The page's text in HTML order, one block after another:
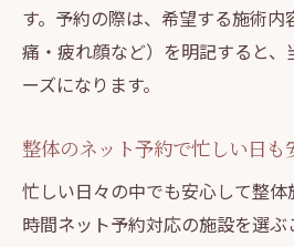
す。予約の際は、希望する施術
痛・疲れ顔など）を明記すると、
ーズになります。
整体のネット予約で忙しい日も
忙しい日々の中でも安心して整
時間ネット予約対応の施設を選ぶ